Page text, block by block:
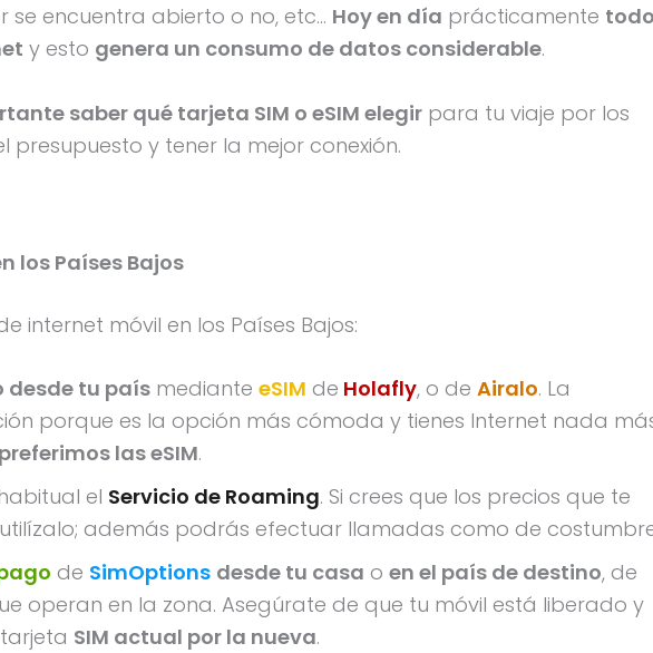
se encuentra abierto o no, etc… Hoy en día prácticamente todo
y esto genera un consumo de datos considerable.
saber qué tarjeta SIM o eSIM elegir para tu viaje por los
presupuesto y tener la mejor conexión.
los Países Bajos
internet móvil en los Países Bajos:
tu país mediante eSIM de Holafly, o de Airalo. La
porque es la opción más cómoda y tienes Internet nada
preferimos las eSIM.
el Servicio de Roaming. Si crees que los precios que te
además podrás efectuar llamadas como de
de SimOptions desde tu casa o en el país de destino, de
operan en la zona. Asegúrate de que tu móvil está liberado y
SIM actual por la nueva.